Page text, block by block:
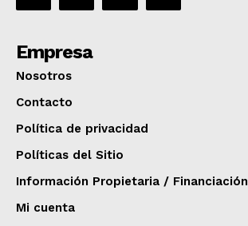
Empresa
Nosotros
Contacto
Política de privacidad
Políticas del Sitio
Información Propietaria / Financiación
Mi cuenta